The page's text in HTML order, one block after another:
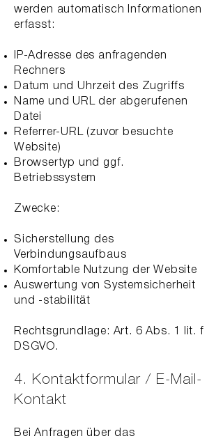
werden automatisch Informationen
erfasst:
IP-Adresse des anfragenden
Rechners
Datum und Uhrzeit des Zugriffs
Name und URL der abgerufenen
Datei
Referrer-URL (zuvor besuchte
Website)
Browsertyp und ggf.
Betriebssystem
Zwecke:
Sicherstellung des
Verbindungsaufbaus
Komfortable Nutzung der Website
Auswertung von Systemsicherheit
und -stabilität
Rechtsgrundlage: Art. 6 Abs. 1 lit. f
DSGVO.
4. Kontaktformular / E-Mail-
Kontakt
Bei Anfragen über das